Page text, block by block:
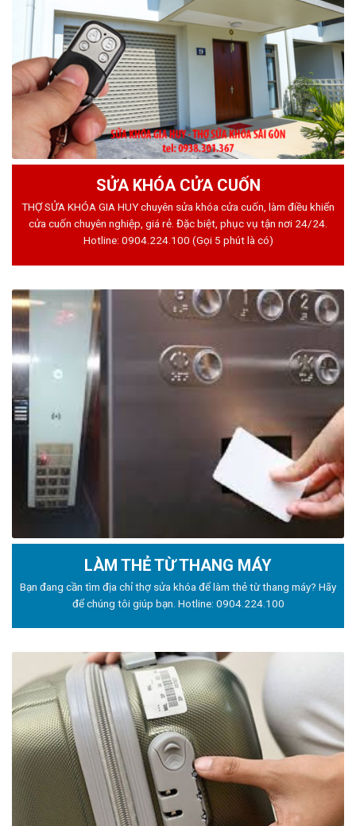
SỬA KHÓA CỬA CUỐN
THỢ SỬA KHÓA GIA HUY chuyên sửa khóa cửa cuốn, làm điều khiển
cửa cuốn chuyên nghiệp, giá rẻ. Đặc biệt, phục vụ tận nơi 24/24.
Hotline: 0904.224.100 (Gọi 5 phút là có)
LÀM THẺ TỪ THANG MÁY
Bạn đang cần tìm địa chỉ thợ sửa khóa để làm thẻ từ thang máy? Hãy
để chúng tôi giúp bạn. Hotline: 0904.224.100